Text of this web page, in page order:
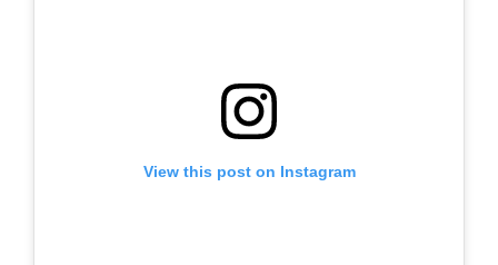
View this post on Instagram